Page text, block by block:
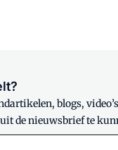
blogs,
de nieuwsbrief te